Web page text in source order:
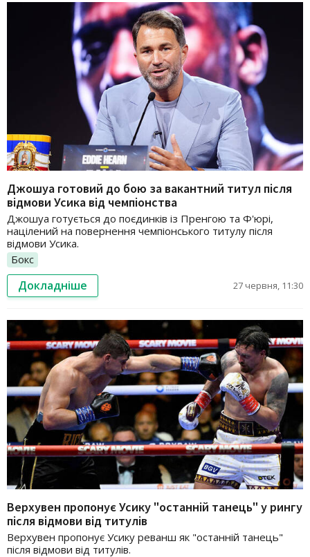
Джошуа готовий до бою за вакантний титул після
відмови Усика від чемпіонства
Джошуа готується до поєдинків із Пренгою та Ф'юрі,
націлений на повернення чемпіонського титулу після
відмови Усика.
Бокс
Докладніше 27 червня, 11:30
Верхувен пропонує Усику "останній танець" у рингу
після відмови від титулів
Верхувен пропонує Усику реванш як "останній танець"
після відмови від титулів.